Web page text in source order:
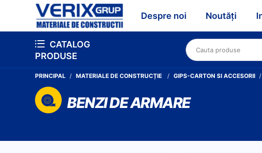
Despre noi Noutăți
CATALOG
PRODUSE
PRINCIPAL MATERIALE DE CONSTRUCȚIE GIPS-CARTON SI ACCESORII
BENZI DE ARMARE